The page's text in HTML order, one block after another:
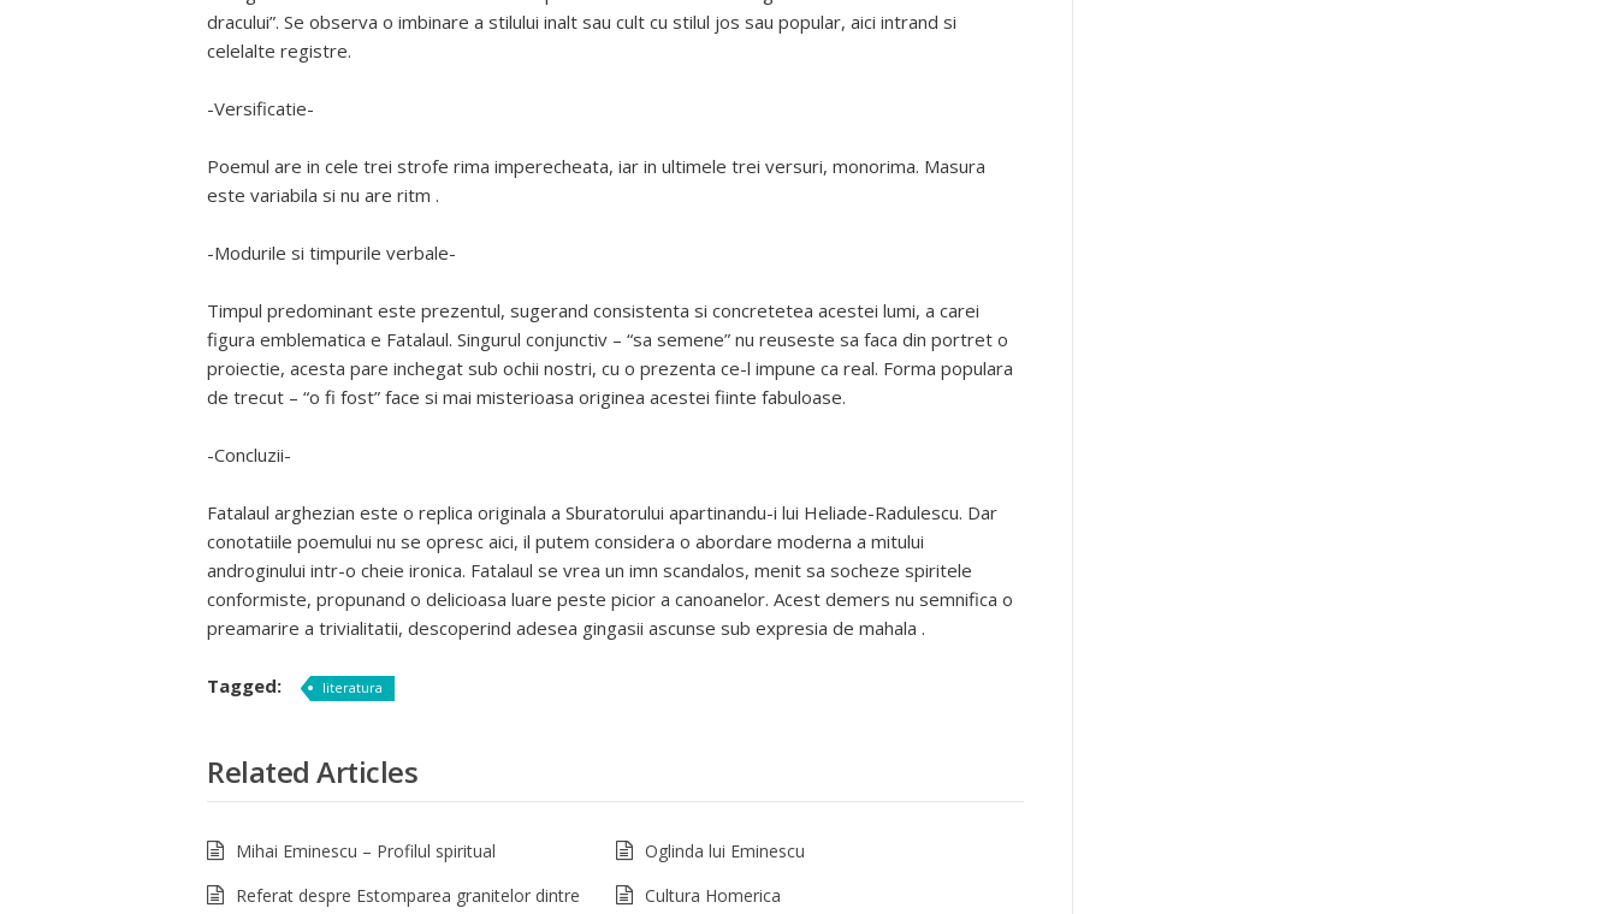
dracului”. Se observa o imbinare a stilului inalt sau cult cu stilul jos sau popular, aici intrand si
celelalte registre.
-Versificatie-
Poemul are in cele trei strofe rima imperecheata, iar in ultimele trei versuri, monorima. Masura
este variabila si nu are ritm .
-Modurile si timpurile verbale-
Timpul predominant este prezentul, sugerand consistenta si concretetea acestei lumi, a carei
figura emblematica e Fatalaul. Singurul conjunctiv – “sa semene” nu reuseste sa faca din portret o
proiectie, acesta pare inchegat sub ochii nostri, cu o prezenta ce-l impune ca real. Forma populara
de trecut – “o fi fost” face si mai misterioasa originea acestei fiinte fabuloase.
-Concluzii-
Fatalaul arghezian este o replica originala a Sburatorului apartinandu-i lui Heliade-Radulescu. Dar
conotatiile poemului nu se opresc aici, il putem considera o abordare moderna a mitului
androginului intr-o cheie ironica. Fatalaul se vrea un imn scandalos, menit sa socheze spiritele
conformiste, propunand o delicioasa luare peste picior a canoanelor. Acest demers nu semnifica o
preamarire a trivialitatii, descoperind adesea gingasii ascunse sub expresia de mahala .
Tagged: literatura
Related Articles
Mihai Eminescu – Profilul spiritual
Oglinda lui Eminescu
Referat despre Estomparea granitelor dintre
Cultura Homerica